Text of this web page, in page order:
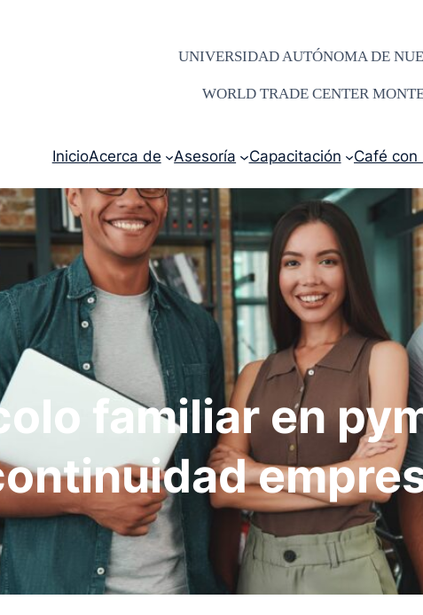
UNIVERSIDAD AUTÓNOMA DE
WORLD TRADE CENTER
InicioAcerca de Asesoría Capacitación Café
familiar en